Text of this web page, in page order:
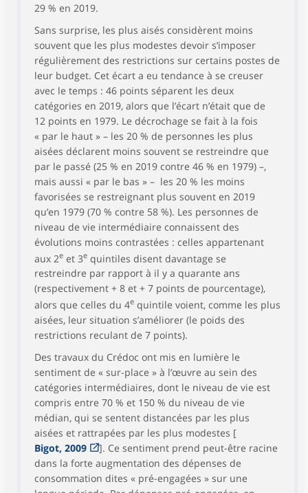
29 % en 2019.
Sans surprise, les plus aisés considèrent moins
souvent que les plus modestes devoir s’imposer
régulièrement des restrictions sur certains postes de
leur budget. Cet écart a eu tendance à se creuser
avec le temps : 46 points séparent les deux
catégories en 2019, alors que l’écart n’était que de
12 points en 1979. Le décrochage se fait à la fois
« par le haut » – les 20 % de personnes les plus
aisées déclarent moins souvent se restreindre que
par le passé (25 % en 2019 contre 46 % en 1979) –,
mais aussi « par le bas » – les 20 % les moins
favorisées se restreignant plus souvent en 2019
qu’en 1979 (70 % contre 58 %). Les personnes de
niveau de vie intermédiaire connaissent des
évolutions moins contrastées : celles appartenant
aux 2e et 3e quintiles disent davantage se
restreindre par rapport à il y a quarante ans
(respectivement + 8 et + 7 points de pourcentage),
alors que celles du 4e quintile voient, comme les plus
aisées, leur situation s’améliorer (le poids des
restrictions reculant de 7 points).
Des travaux du Crédoc ont mis en lumière le
sentiment de « sur-place » à l’œuvre au sein des
catégories intermédiaires, dont le niveau de vie est
compris entre 70 % et 150 % du niveau de vie
médian, qui se sentent distancées par les plus
aisées et rattrapées par les plus modestes [
Bigot, 2009
]. Ce sentiment prend peut-être racine
dans la forte augmentation des dépenses de
consommation dites « pré-engagées » sur une